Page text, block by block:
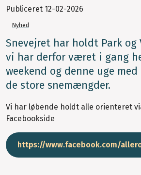
Publiceret 12-02-2026
Nyhed
Snevejret har holdt Park og
vi har derfor været i gang
weekend og denne uge
de store snemængder.
Vi har løbende holdt alle orienteret
Facebookside
https://www.facebook.com/